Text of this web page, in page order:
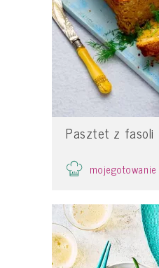
Pasztet z fasoli
mojegotowanie